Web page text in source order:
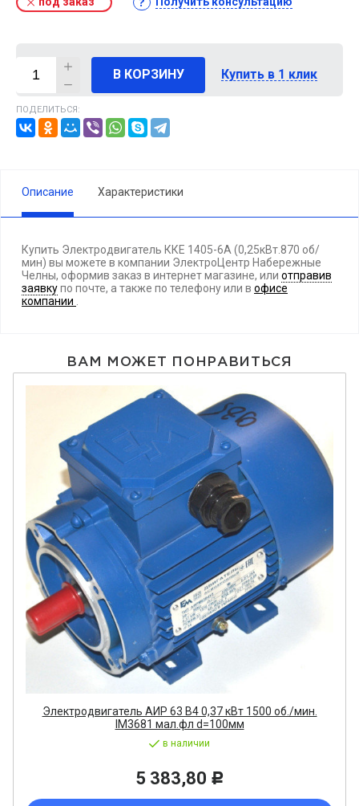
В КОРЗИНУ Купить в 1 клик
ПОДЕЛИТЬСЯ:
Описание Характеристики
Купить Электродвигатель ККЕ 1405-6А (0,25кВт.870 об/
мин) вы можете в компании ЭлектроЦентр Набережные
Челны, оформив заказ в интернет магазине, или отправив
заявкупо почте, а также по телефонуили в офисе
компании
ВАМ МОЖЕТ ПОНРАВИТЬСЯ
Электродвигатель АИР 63 В4 0,37 кВт 1500 об./мин.
IM3681 мал.фл d=100мм
в наличии
5 383,80 Р